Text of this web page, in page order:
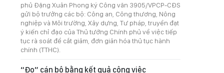
phủ Đặng Xuân Phong ký Công văn 3905/VPCP-CĐS
gửi bộ trưởng các bộ: Công an, Công thương, Nông
nghiệp và Môi trường, Xây dựng, Tư pháp, truyền đạt
ý kiến chỉ đạo của Thủ tướng Chính phủ về việc tiếp
tục rà soát để cắt giảm, đơn giản hóa thủ tục hành
chính (TTHC).
“Đo” cán bộ bằng kết quả công việc